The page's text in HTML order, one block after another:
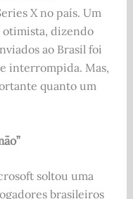
X no país. Um
dizendo
ao Brasil foi
interrompida. Mas,
quanto um
soltou uma
brasileiros